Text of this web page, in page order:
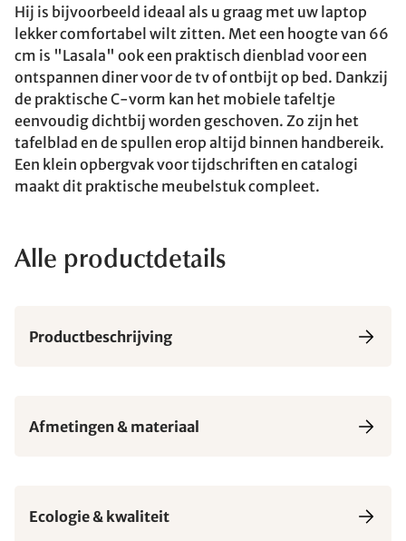
Hij is bijvoorbeeld ideaal als u graag met uw laptop
lekker comfortabel wilt zitten. Met een hoogte van 66
cm is "Lasala" ook een praktisch dienblad voor een
ontspannen diner voor de tv of ontbijt op bed. Dankzij
de praktische C-vorm kan het mobiele tafeltje
eenvoudig dichtbij worden geschoven. Zo zijn het
tafelblad en de spullen erop altijd binnen handbereik.
Een klein opbergvak voor tijdschriften en catalogi
maakt dit praktische meubelstuk compleet.
Alle productdetails
Productbeschrijving
Afmetingen & materiaal
Ecologie & kwaliteit